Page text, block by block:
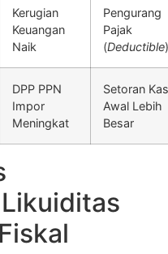
Kerugian
Keuangan
Naik
Pengurang
Pajak
(Deductible)
DPP PPN
Impor
Meningkat
Setoran Kas
Awal Lebih
Besar